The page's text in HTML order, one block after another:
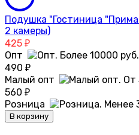
Подушка "Гостиница
2 камеры)
425 ₽
Опт
490 ₽
Малый опт
560 ₽
Розница
В корзину